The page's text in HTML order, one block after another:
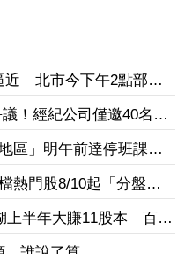
近 北市今下午2點部分
閉」
！經紀公司僅邀40名粉
情很沉重
區」明午前達停班課標
熱門股8/10起「分盤交
看
上半年大賺11股本 百億